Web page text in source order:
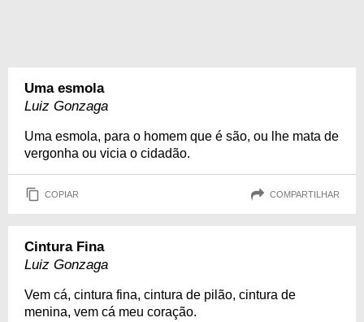
Uma esmola
Luiz Gonzaga
Uma esmola, para o homem que é são, ou lhe mata de
vergonha ou vicia o cidadão.
COPIAR COMPARTILHAR
Cintura Fina
Luiz Gonzaga
Vem cá, cintura fina, cintura de pilão, cintura de
menina, vem cá meu coração.